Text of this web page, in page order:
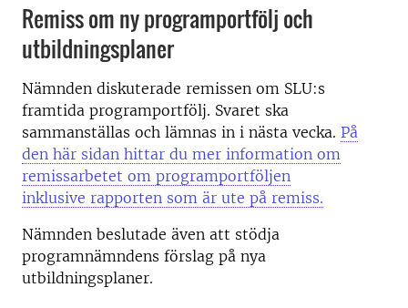
Remiss om ny programportfölj och
utbildningsplaner
Nämnden diskuterade remissen om SLU:s
framtida programportfölj. Svaret ska
sammanställas och lämnas in i nästa vecka. På
den här sidan hittar du mer information om
remissarbetet om programportföljen
inklusive rapporten som är ute på remiss.
Nämnden beslutade även att stödja
programnämndens förslag på nya
utbildningsplaner.